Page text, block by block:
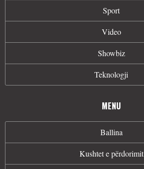
Sport
Video
Showbiz
Teknologji
MENU
Ballina
Kushtet e përdorimit